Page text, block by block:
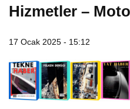
Hizmetler –
17 Ocak 2025 - 15:12